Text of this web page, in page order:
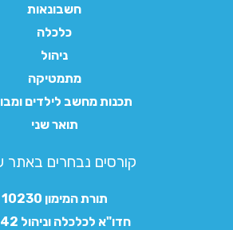
חשבונאות
כלכלה
ניהול
מתמטיקה
תכנות מחשב לילדים
תואר שני
קורסים נבחרים באתר
תורת המימון 10230
חדו"א לכלכלה וניהול 10142